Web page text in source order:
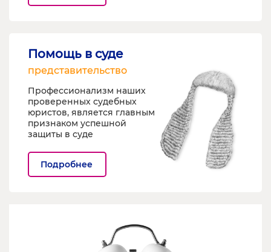
Помощь в суде
представительство
Профессионализм наших
проверенных судебных
юристов, является главным
признаком успешной
защиты в суде
Подробнее